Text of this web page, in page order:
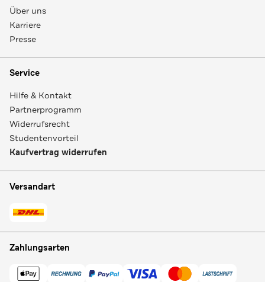
Über uns
Karriere
Presse
Service
Hilfe & Kontakt
Partnerprogramm
Widerrufsrecht
Studentenvorteil
Kaufvertrag widerrufen
Versandart
Zahlungsarten